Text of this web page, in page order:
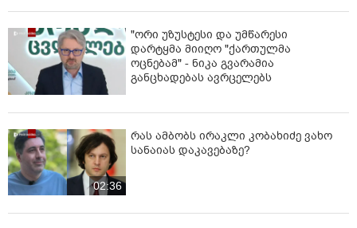
"ორი უზუსტესი და უმწარესი
დარტყმა მიიღო "ქართულმა
ოცნებამ" - ნიკა გვარამია
განცხადებას ავრცელებს
02:36
რას ამბობს ირაკლი კობახიძე ვახო
სანაიას დაკავებაზე?